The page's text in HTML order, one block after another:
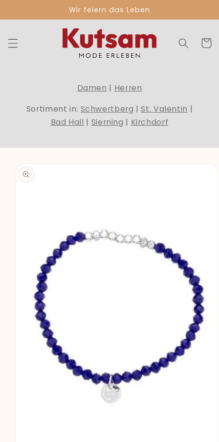
Inhalt
Wir feiern das Leben
Damen | Herren
Sortiment in: Schwertberg |St. Valentin |
Bad Hall | Sierning | Kirchdorf